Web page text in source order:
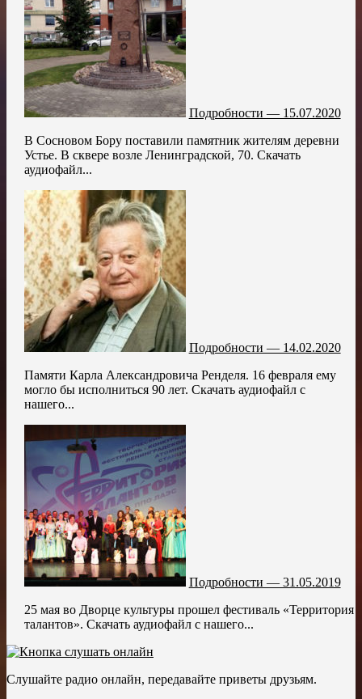
Подробности — 15.07.2020
В Сосновом Бору поставили памятник жителям деревни
Устье. В сквере возле Ленинградской, 70. Скачать
аудиофайл...
Подробности — 14.02.2020
Памяти Карла Александровича Ренделя. 16 февраля ему
могло бы исполниться 90 лет. Скачать аудиофайл с
нашего...
Подробности — 31.05.2019
25 мая во Дворце культуры прошел фестиваль «Территория
талантов». Скачать аудиофайл с нашего...
Слушайте радио онлайн, передавайте приветы друзьям.